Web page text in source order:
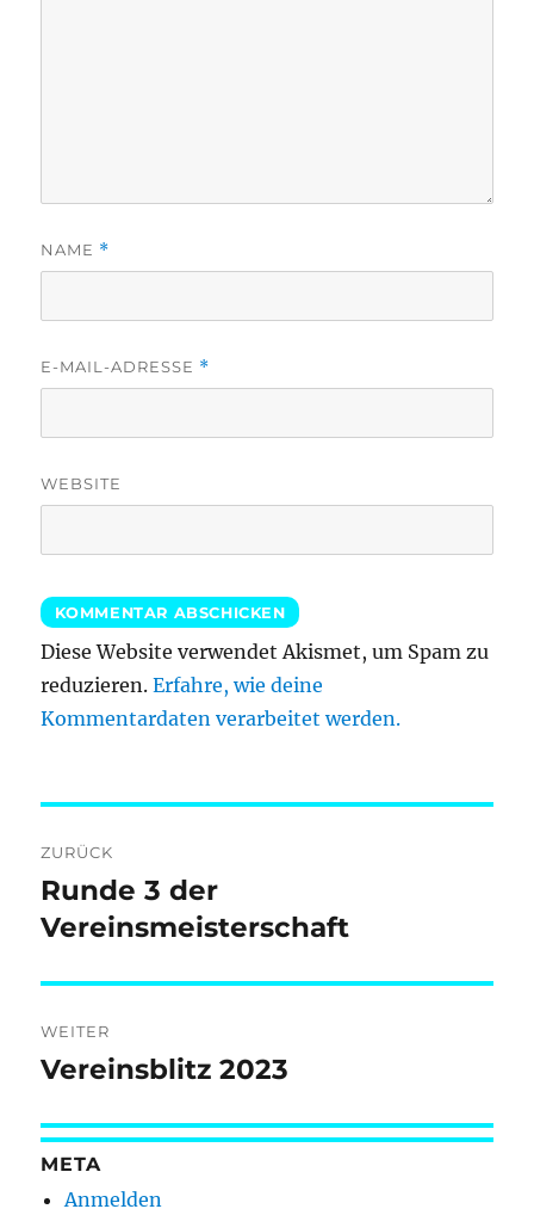
NAME *
E-MAIL-ADRESSE *
WEBSITE
Diese Website verwendet Akismet, um Spam zu
reduzieren.Erfahre, wie deine
Kommentardaten verarbeitet werden.
ZURÜCK
Vorheriger
Beitrag:
Runde 3 der
Vereinsmeisterschaft
WEITER
Nächster
Vereinsblitz 2023
META
Anmelden